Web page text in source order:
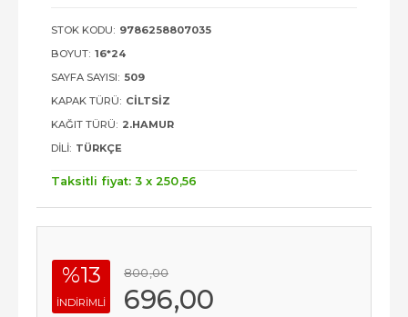
STOK KODU: 9786258807035
BOYUT: 16*24
SAYFA SAYISI: 509
KAPAK TÜRÜ: CILTSIZ
KAĞIT TÜRÜ: 2.HAMUR
DILI: TÜRKÇE
Taksitli fiyat: 3 x 250,56
%13
INDIRIMLI
800,00
696,00